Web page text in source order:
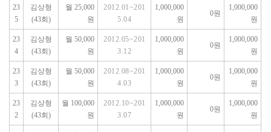
23
5
김상형
(43회)
월 25,000
원
2012.01~201
5.04
1,000,000
원
0원
1,000,000
원
23
4
김상형
(43회)
월 50,000
원
2012.05~201
3.12
1,000,000
원
0원
1,000,000
원
23
3
김상형
(43회)
월 50,000
원
2012.08~201
4.03
1,000,000
원
0원
1,000,000
원
23
2
김상형
(43회)
월 100,000
원
2012.10~201
3.07
1,000,000
원
0원
1,000,000
원